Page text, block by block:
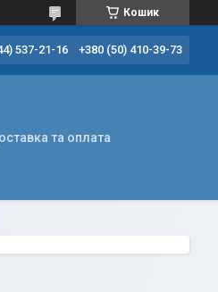
Кошик
537-21-16 +380 (50) 410-39-73
та оплата